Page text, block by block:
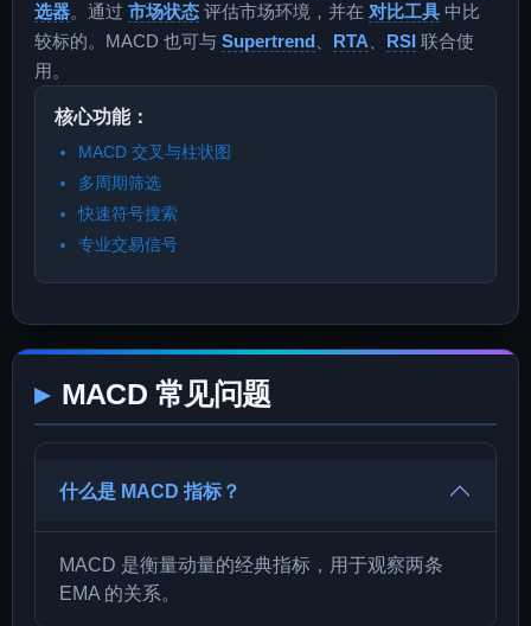
选器。通过 市场状态 评估市场环境，并在 对比工具 中比
较标的。MACD 也可与 Supertrend RTA RSI 联合使
用。
核心功能：
MACD 交叉与柱状图
多周期筛选
快速符号搜索
专业交易信号
MACD 常见问题
什么是 MACD 指标？
MACD 是衡量动量的经典指标，用于观察两条
EMA 的关系。